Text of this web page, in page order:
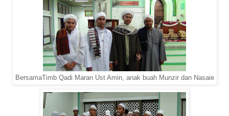
BersamaTimb Qadi Maran Ust Amin, anak buah Munzir dan Nasaie